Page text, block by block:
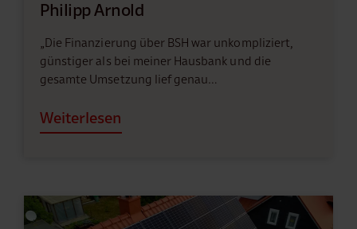
Philipp Arnold
„Die Finanzierung über BSH war unkompliziert,
günstiger als bei meiner Hausbank und die
gesamte Umsetzung lief genau…
Weiterlesen